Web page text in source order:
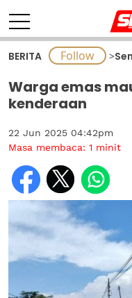
BERITA >
Warga emas
kenderaan
22 Jun 2025 04:42pm
Masa membaca: 1 minit